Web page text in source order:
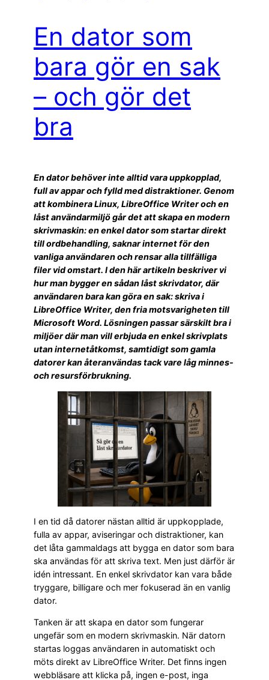
En dator som
bara gör en sak
– och gör det
bra
En dator behöver inte alltid vara uppkopplad,
full av appar och fylld med distraktioner. Genom
att kombinera Linux, LibreOffice Writer och en
låst användarmiljö går det att skapa en modern
skrivmaskin: en enkel dator som startar direkt
till ordbehandling, saknar internet för den
vanliga användaren och rensar alla tillfälliga
filer vid omstart. I den här artikeln beskriver vi
hur man bygger en sådan låst skrivdator, där
användaren bara kan göra en sak: skriva i
LibreOffice Writer, den fria motsvarigheten till
Microsoft Word. Lösningen passar särskilt bra i
miljöer där man vill erbjuda en enkel skrivplats
utan internetåtkomst, samtidigt som gamla
datorer kan återanvändas tack vare låg minnes-
och resursförbrukning.
I en tid då datorer nästan alltid är uppkopplade,
fulla av appar, aviseringar och distraktioner, kan
det låta gammaldags att bygga en dator som bara
ska användas för att skriva text. Men just därför är
idén intressant. En enkel skrivdator kan vara både
tryggare, billigare och mer fokuserad än en vanlig
dator.
Tanken är att skapa en dator som fungerar
ungefär som en modern skrivmaskin. När datorn
startas loggas användaren in automatiskt och
möts direkt av LibreOffice Writer. Det finns ingen
webbläsare att klicka på, ingen e-post, inga